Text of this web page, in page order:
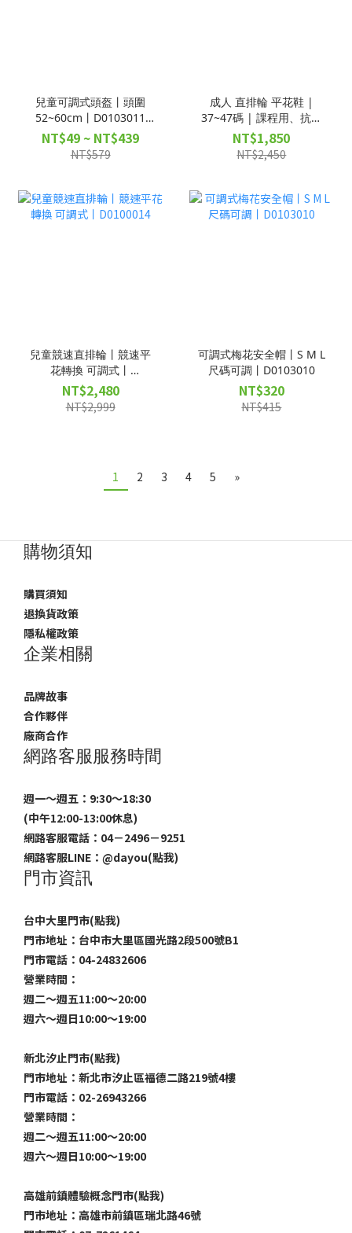
兒童可調式頭盔丨頭圍
52~60cm丨D0103011
D0103012
NT$49 ~ NT$439
NT$579
成人 直排輪 平花鞋 |
37~47碼 | 課程用、抗衝
擊、可拆卸內套 |
D0100016
NT$1,850
NT$2,450
兒童競速直排輪丨競速平
花轉換 可調式丨
D0100014
NT$2,480
NT$2,999
可調式梅花安全帽丨S M L
尺碼可調丨D0103010
NT$320
NT$415
1 2 3 4 5 »
購物須知
購買須知
退換貨政策
隱私權政策
企業相關
品牌故事
合作夥伴
廠商合作
網路客服服務時間
週一～週五：9:30～18:30
(中午12:00-13:00休息)
網路客服電話：04－2496－9251
網路客服LINE： @dayou(點我)
門市資訊
台中大里門市(點我)
門市地址：台中市大里區國光路2段500號B1
門市電話：04-24832606
營業時間：
週二～週五11:00～20:00
週六～週日10:00～19:00
新北汐止門市(點我)
門市地址：新北市汐止區福德二路219號4樓
門市電話：02-26943266
營業時間：
週二～週五11:00～20:00
週六～週日10:00～19:00
高雄前鎮體驗概念門市(點我)
門市地址：高雄市前鎮區瑞北路46號